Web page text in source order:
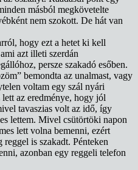
másból megkövetelte
nem szokott. De hát van
hogy ezt a hetet ki kell
azt illeti szerdán
persze szakadó esőben.
bemondta az unalmast, vagy
voltam egy szál nyári
az eredménye, hogy jól
tavaszias volt az idő, így
lettem. Mivel csütörtöki napon
lett volna bemenni, ezért
is szakadt. Pénteken
azonban egy reggeli telefon